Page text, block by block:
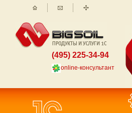
(495) 225-34-94
online-консультант